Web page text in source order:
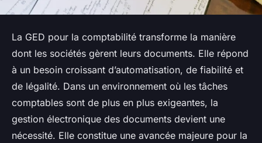
La GED pour la comptabilité transforme la manière
dont les sociétés gèrent leurs documents. Elle répond
à un besoin croissant d’automatisation, de fiabilité et
de légalité. Dans un environnement où les tâches
comptables sont de plus en plus exigeantes, la
gestion électronique des documents devient une
nécessité. Elle constitue une avancée majeure pour la